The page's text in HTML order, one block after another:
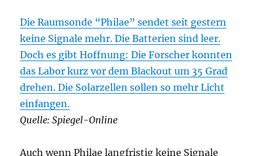
Kometen
Die Raumsonde “Philae” sendet seit gestern
keine Signale mehr. Die Batterien sind leer.
Doch es gibt Hoffnung: Die Forscher konnten
das Labor kurz vor dem Blackout um 35 Grad
drehen. Die Solarzellen sollen so mehr Licht
einfangen.
Quelle: Spiegel-Online
Auch wenn Philae langfristig keine Signale